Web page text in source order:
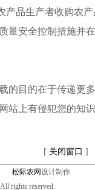
品生产者收购农产
安全控制措施并
的目的在于传递更
站上有侵犯您的知
[ 关闭窗口 ]
松际农网设计制作
rights reserved.